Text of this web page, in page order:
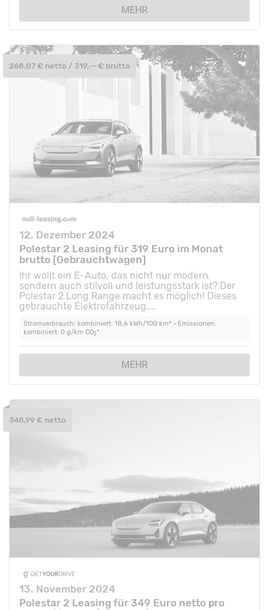
MEHR
12. Dezember 2024
Polestar 2 Leasing für 319 Euro im Monat
brutto [Gebrauchtwagen]
Ihr wollt ein E-Auto, das nicht nur modern,
sondern auch stilvoll und leistungsstark ist? Der
Polestar 2 Long Range macht es möglich! Dieses
gebrauchte Elektrofahrzeug,...
Stromverbrauch: kombiniert: 18,6 kWh/100 km* • Emissionen:
kombiniert: 0 g/km CO2*
MEHR
268,07 € netto / 319,-- € brutto
13. November 2024
Polestar 2 Leasing für 349 Euro netto pro
348,99 € netto